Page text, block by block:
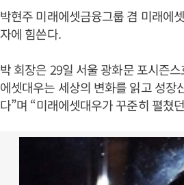
박현주 미래에셋금융그룹 겸 미래에
자에 힘쓴다.
박 회장은 29일 서울 광화문 포시즌
에셋대우는 세상의 변화를 읽고 성장
다”며 “미래에셋대우가 꾸준히 펼쳤